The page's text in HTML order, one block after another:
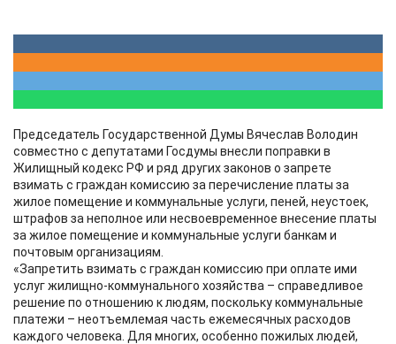
Председатель Государственной Думы Вячеслав Володин
совместно с депутатами Госдумы внесли поправки в
Жилищный кодекс РФ и ряд других законов о запрете
взимать с граждан комиссию за перечисление платы за
жилое помещение и коммунальные услуги, пеней, неустоек,
штрафов за неполное или несвоевременное внесение платы
за жилое помещение и коммунальные услуги банкам и
почтовым организациям.
«Запретить взимать с граждан комиссию при оплате ими
услуг жилищно-коммунального хозяйства – справедливое
решение по отношению к людям, поскольку коммунальные
платежи – неотъемлемая часть ежемесячных расходов
каждого человека. Для многих, особенно пожилых людей,